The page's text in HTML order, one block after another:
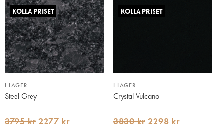
KOLLA PRISET
I LAGER
Steel Grey
3795 kr 2277 kr
KOLLA PRISET
I LAGER
Crystal Vulcano
3830 kr 2298 kr